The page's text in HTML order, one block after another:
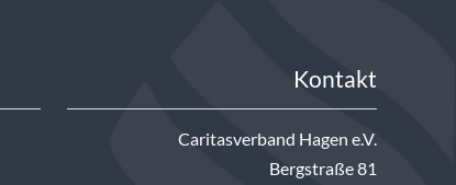
Kontakt
Caritasverband Hagen e.V.
Bergstraße 81